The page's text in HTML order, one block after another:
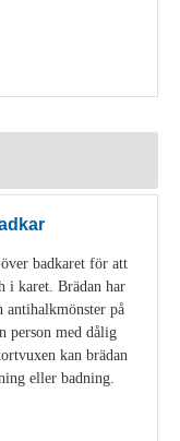
badkaret för att
i karet. Brädan har
antihalkmönster på
person med dålig
kan brädan
eller badning.